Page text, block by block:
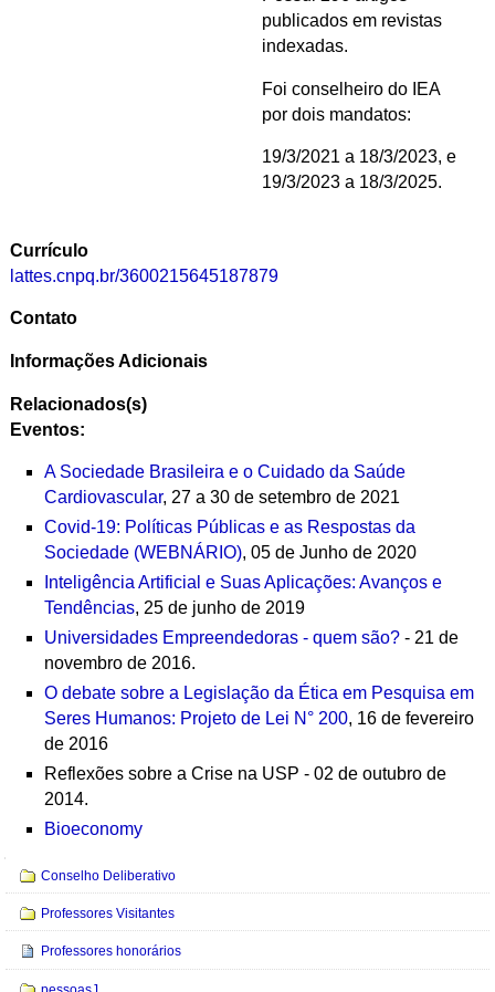
publicados em revistas
indexadas.
Foi conselheiro do IEA
por dois mandatos:
19/3/2021 a 18/3/2023, e
19/3/2023 a 18/3/2025.
Currículo
lattes.cnpq.br/3600215645187879
Contato
Informações Adicionais
Relacionados(s)
Eventos:
A Sociedade Brasileira e o Cuidado da Saúde
Cardiovascular, 27 a 30 de setembro de 2021
Covid-19: Políticas Públicas e as Respostas da
Sociedade (WEBNÁRIO), 05 de Junho de 2020
Inteligência Artificial e Suas Aplicações: Avanços e
Tendências, 25 de junho de 2019
Universidades Empreendedoras - quem são? - 21 de
novembro de 2016.
O debate sobre a Legislação da Ética em Pesquisa em
Seres Humanos: Projeto de Lei N° 200, 16 de fevereiro
de 2016
Reflexões sobre a Crise na USP - 02 de outubro de
2014.
Bioeconomy
Conselho Deliberativo
Professores Visitantes
Professores honorários